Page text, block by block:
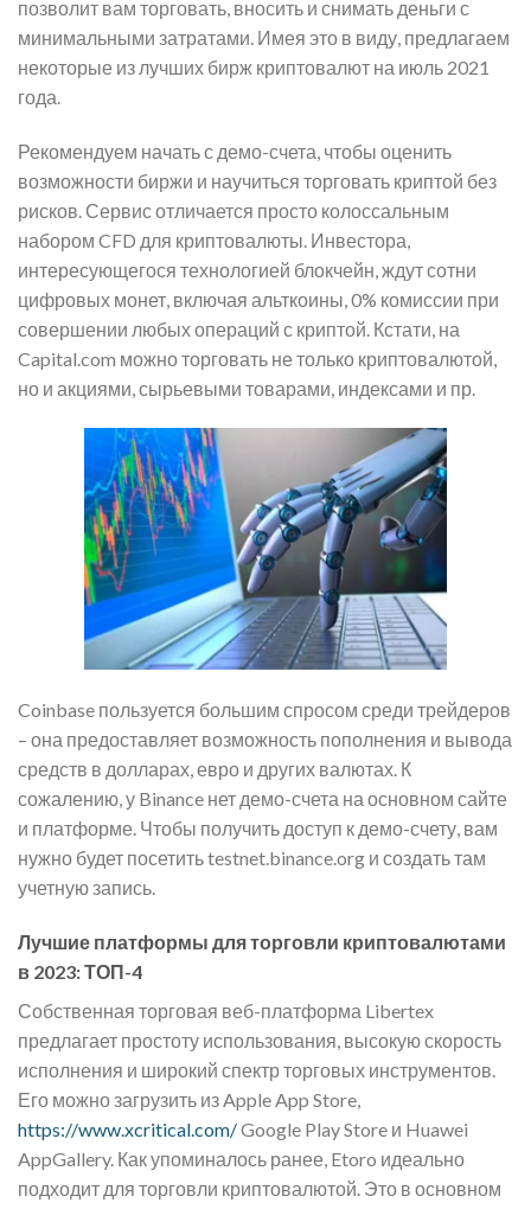
позволит вам торговать, вносить и снимать деньги с
минимальными затратами. Имея это в виду, предлагаем
некоторые из лучших бирж криптовалют на июль 2021
года.
Рекомендуем начать с демо-счета, чтобы оценить
возможности биржи и научиться торговать криптой без
рисков. Сервис отличается просто колоссальным
набором CFD для криптовалюты. Инвестора,
интересующегося технологией блокчейн, ждут сотни
цифровых монет, включая альткоины, 0% комиссии при
совершении любых операций с криптой. Кстати, на
Capital.com можно торговать не только криптовалютой,
но и акциями, сырьевыми товарами, индексами и пр.
Coinbase пользуется большим спросом среди трейдеров
– она предоставляет возможность пополнения и вывода
средств в долларах, евро и других валютах. К
сожалению, у Binance нет демо-счета на основном сайте
и платформе. Чтобы получить доступ к демо-счету, вам
нужно будет посетить testnet.binance.org и создать там
учетную запись.
Лучшие платформы для торговли криптовалютами
в 2023: ТОП-4
Собственная торговая веб-платформа Libertex
предлагает простоту использования, высокую скорость
исполнения и широкий спектр торговых инструментов.
Его можно загрузить из Apple App Store,
https://www.xcritical.com/Google Play Store и Huawei
AppGallery. Как упоминалось ранее, Etoro идеально
подходит для торговли криптовалютой. Это в основном